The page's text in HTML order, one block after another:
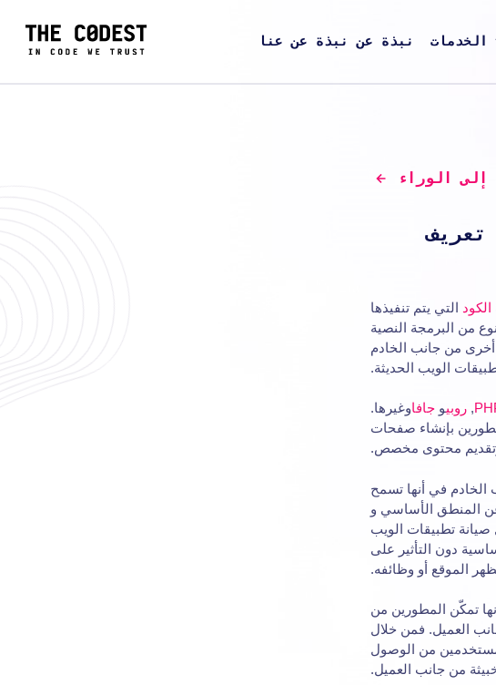
نبذة عن نبذة عن عنا الخدمات
إلى الوراء
تعريف
الكود التي يتم تنفيذها
من البرمجة النصية
أخرى من جانب الخادم
الويب الحديثة.
,روبيوجافاوغيرها.
بإنشاء صفحات
وتقديم محتوى مخصص.
الخادم في أنها تسمح
المنطق الأساسي و
تطبيقات الويب
دون التأثير على
الموقع أو وظائفه.
تمكّن المطورين من
العميل. فمن خلال
من الوصول
من جانب العميل.